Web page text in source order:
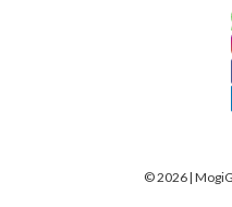
© 2026 |